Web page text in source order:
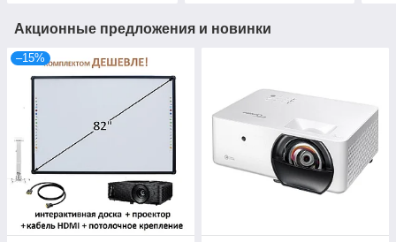
Акционные предложения и новинки
–15%